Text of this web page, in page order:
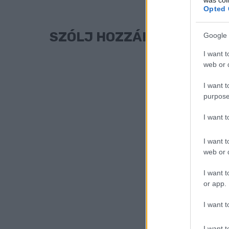
Opted
Google
I want
web or
I want
I want
I want
web or
I want
or app.
I want
SZÓLJ HOZZÁ!